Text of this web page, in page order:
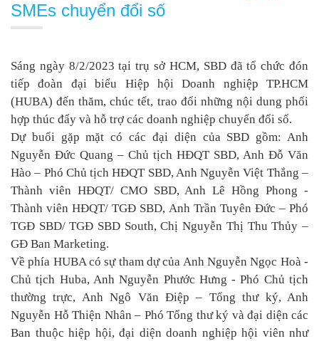
SMEs chuyển đổi số
Sáng ngày 8/2/2023 tại trụ sởHCM, SBD đã tổ chức đón
tiếp đoàn đại biểu Hiệp hội Doanh nghiệp TP.HCM
(HUBA) đến thăm, chúc tết, trao đổi những nội dung phối
hợp thúc đẩy và hỗ trợ các doanh nghiệp chuyển đổi số.
Dự buổi gặp mặt có các đại diện của SBD gồm: Anh
Nguyễn Đức Quang – Chủ tịch HĐQT SBD, Anh Đỗ Văn
Hào – Phó Chủ tịch HĐQT SBD, Anh Nguyễn Việt Thắng –
Thành viên HĐQT/ CMO SBD, Anh Lê Hồng Phong -
Thành viên HĐQT/ TGĐ SBD, Anh Trần Tuyên Đức – Phó
TGĐ SBD/ TGĐ SBD South, Chị Nguyễn Thị Thu Thủy –
GĐ Ban Marketing.
Về phía HUBA có sự tham dự của Anh Nguyễn Ngọc Hoà -
Chủ tịch Huba, Anh Nguyễn Phước Hưng - Phó Chủ tịch
thường trực, Anh Ngô Văn Điệp – Tổng thư ký, Anh
Nguyễn Hỗ Thiện Nhân – Phó Tổng thư ký và đại diện các
Ban thuộc hiệp hội, đại diện doanh nghiệp hội viên như